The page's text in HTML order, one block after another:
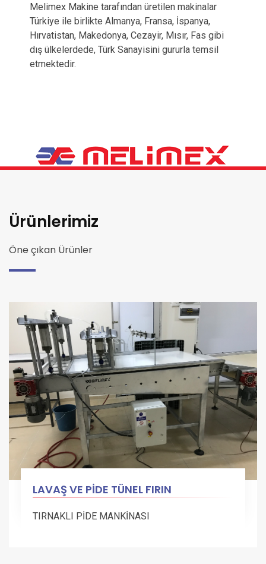
Melimex Makine tarafından üretilen makinalar
Türkiye ile birlikte Almanya, Fransa, İspanya,
Hırvatistan, Makedonya, Cezayir, Mısır, Fas gibi
dış ülkelerdede, Türk Sanayisini gururla temsil
etmektedir.
Ürünlerimiz
Öne çıkan Ürünler
LAVAŞ VE PİDE TÜNEL FIRIN
TIRNAKLI PİDE MANKİNASI